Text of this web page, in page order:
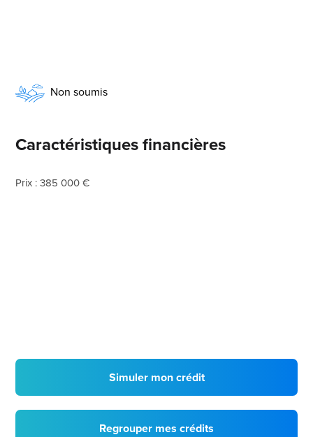
Non soumis
Caractéristiques financières
Prix : 385 000 €
Simuler mon crédit
Regrouper mes crédits